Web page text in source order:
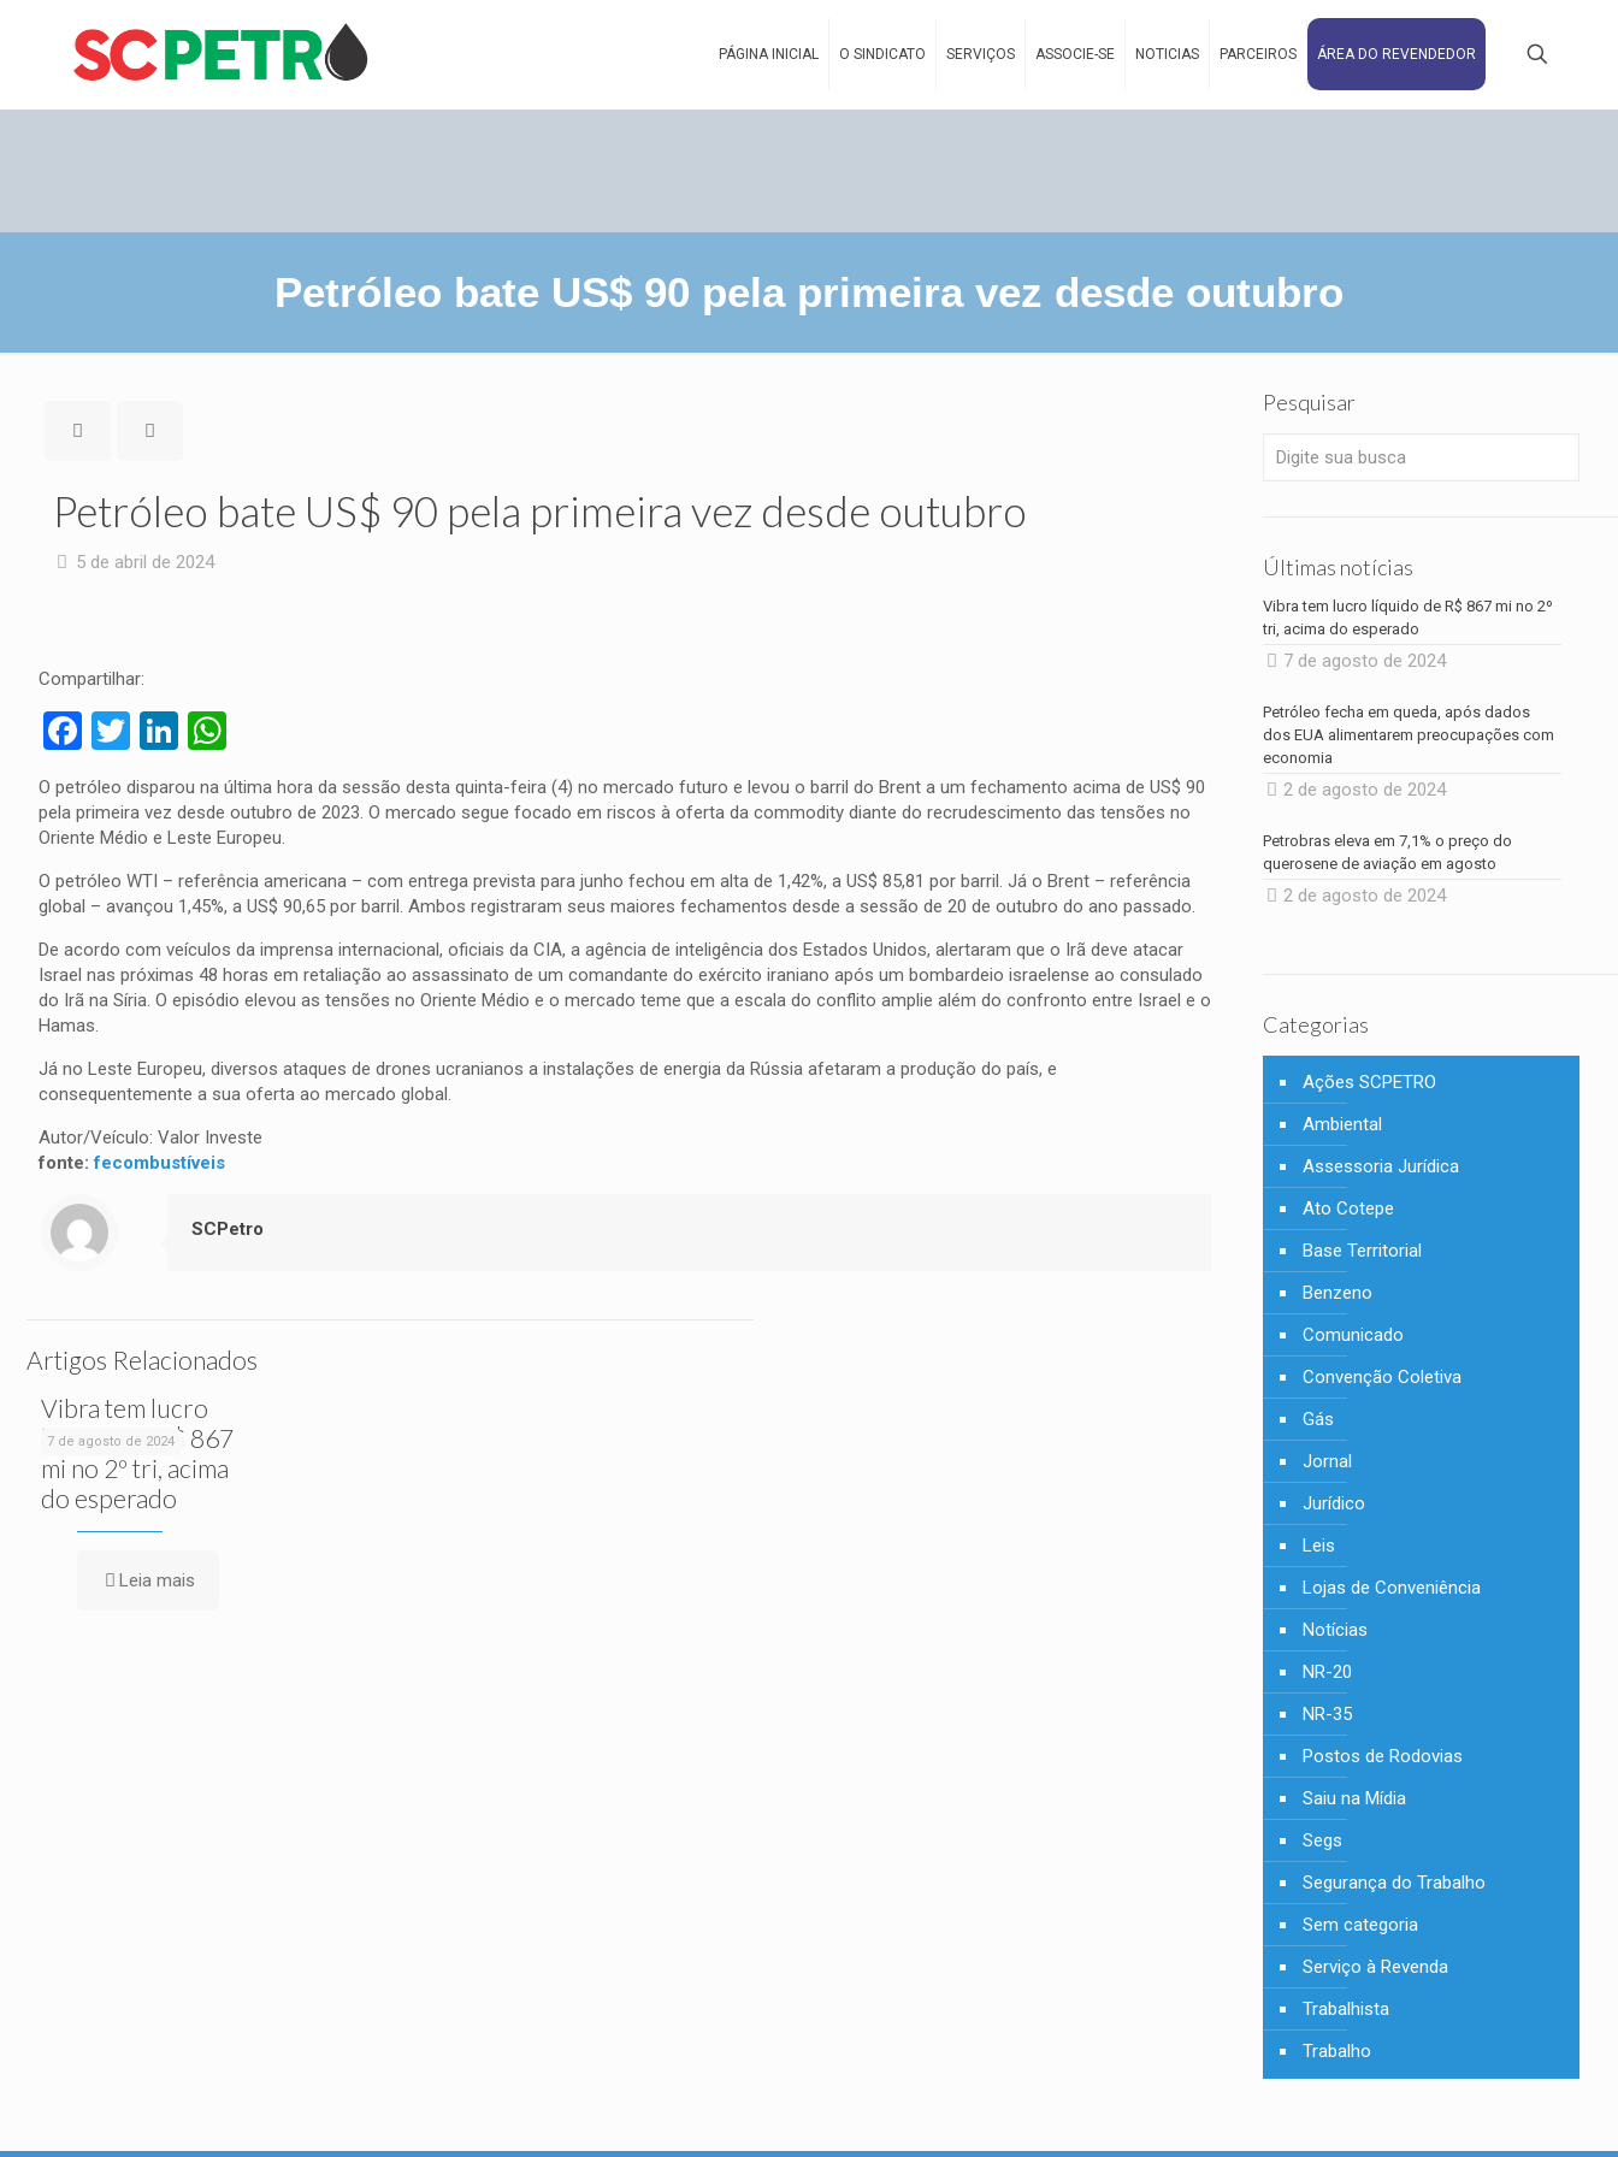
PÁGINA INICIAL O SINDICATO SERVIÇOS ASSOCIE-SE NOTICIAS PARCEIROS ÁREA DO REVENDEDOR
Petróleo bate US$ 90 pela primeira vez desde outubro
Petróleo bate US$ 90 pela primeira vez desde outubro
5 de abril de 2024
Compartilhar:
Facebook
TwitterLinkedIn
WhatsApp
O petróleo disparou na última hora da sessão desta quinta-feira (4) no mercado futuro e levou o barril do Brent a um fechamento acima de US$ 90
pela primeira vez desde outubro de 2023. O mercado segue focado em riscos à oferta da commodity diante do recrudescimento das tensões no
Oriente Médio e Leste Europeu.
O petróleo WTI – referência americana – com entrega prevista para junho fechou em alta de 1,42%, a US$ 85,81 por barril. Já o Brent – referência
global – avançou 1,45%, a US$ 90,65 por barril. Ambos registraram seus maiores fechamentos desde a sessão de 20 de outubro do ano passado.
De acordo com veículos da imprensa internacional, oficiais da CIA, a agência de inteligência dos Estados Unidos, alertaram que o Irã deve atacar
Israel nas próximas 48 horas em retaliação ao assassinato de um comandante do exército iraniano após um bombardeio israelense ao consulado
do Irã na Síria. O episódio elevou as tensões no Oriente Médio e o mercado teme que a escala do conflito amplie além do confronto entre Israel e o
Hamas.
Já no Leste Europeu, diversos ataques de drones ucranianos a instalações de energia da Rússia afetaram a produção do país, e
consequentemente a sua oferta ao mercado global.
Autor/Veículo: Valor Investe
fonte:fecombustíveis
SCPetro
Artigos Relacionados
7 de agosto de 2024
Vibra tem lucro
líquido de R$ 867
mi no 2º tri, acima
do esperado
Leia mais
Pesquisar
Últimas notícias
Vibra tem lucro líquido de R$ 867 mi no 2º
tri, acima do esperado
7 de agosto de 2024
Petróleo fecha em queda, após dados
dos EUA alimentarem preocupações com
economia
2 de agosto de 2024
Petrobras eleva em 7,1% o preço do
querosene de aviação em agosto
2 de agosto de 2024
Categorias
Ações SCPETRO
Ambiental
Assessoria Jurídica
Ato Cotepe
Base Territorial
Benzeno
Comunicado
Convenção Coletiva
Gás
Jornal
Jurídico
Leis
Lojas de Conveniência
Notícias
NR-20
NR-35
Postos de Rodovias
Saiu na Mídia
Segs
Segurança do Trabalho
Sem categoria
Serviço à Revenda
Trabalhista
Trabalho